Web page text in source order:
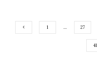
1 … 27
41